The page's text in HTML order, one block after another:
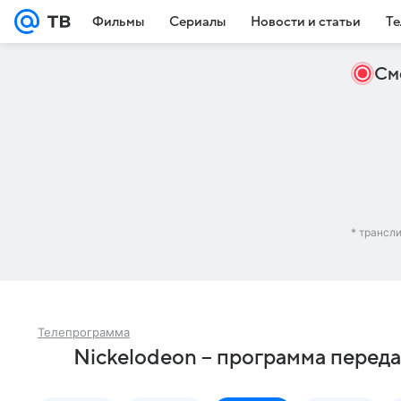
Фильмы Сериалы Новости и статьи
*
Телепрограмма
Nickelodeon – программа